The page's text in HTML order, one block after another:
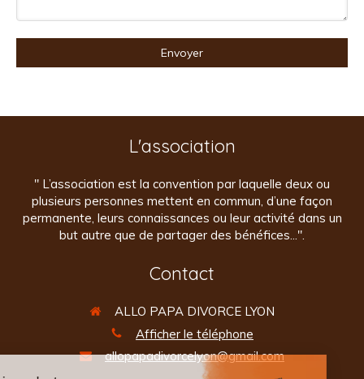
Envoyer
L'association
" L’association est la convention par laquelle deux ou
plusieurs personnes mettent en commun, d’une façon
permanente, leurs connaissances ou leur activité dans un
but autre que de partager des bénéfices...".
Contact
ALLO PAPA DIVORCE LYON
Afficher le téléphone
allopapadivorcelyon@gmail.com